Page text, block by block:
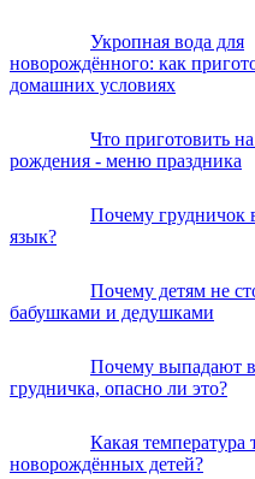
Укропная вода для
новорождённого: как
домашних условиях
Что приготовить
рождения - меню праздника
Почему грудничок
язык?
Почему детям не
бабушками и дедушками
Почему выпадают
грудничка, опасно ли это?
Какая температура
новорождённых детей?